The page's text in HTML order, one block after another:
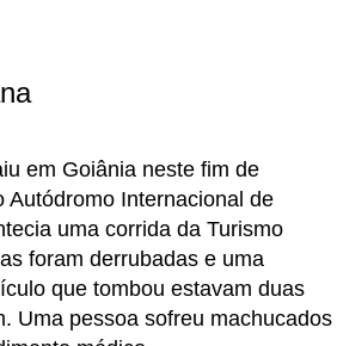
em Goiânia neste fim de
Internacional de
uma corrida da Turismo
foram derrubadas e uma
que tombou estavam duas
Uma pessoa sofreu machucados